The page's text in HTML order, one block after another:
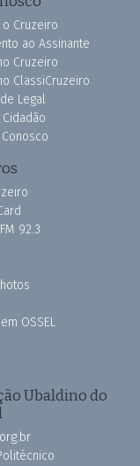
o Cruzeiro
ao Assinante
Cruzeiro
ClassiCruzeiro
Legal
92.3
OSSEL
Ubaldino do